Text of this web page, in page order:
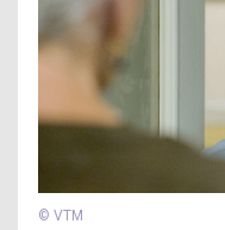
© VTM